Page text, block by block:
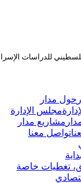
للدراسات
حول مدار
مجلس الإدارة
مشاريع مدار
تواصل معنا
تغطيات خاصة